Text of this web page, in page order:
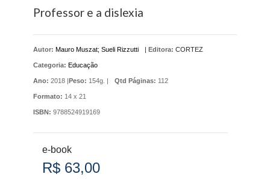
Professor e a dislexia
Autor: Mauro Muszat; Sueli Rizzutti | Editora: CORTEZ
Categoria: Educação
Ano: 2018 |Peso: 154g. | Qtd Páginas: 112
Formato: 14 x 21
ISBN: 9788524919169
e-book
R$ 63,00